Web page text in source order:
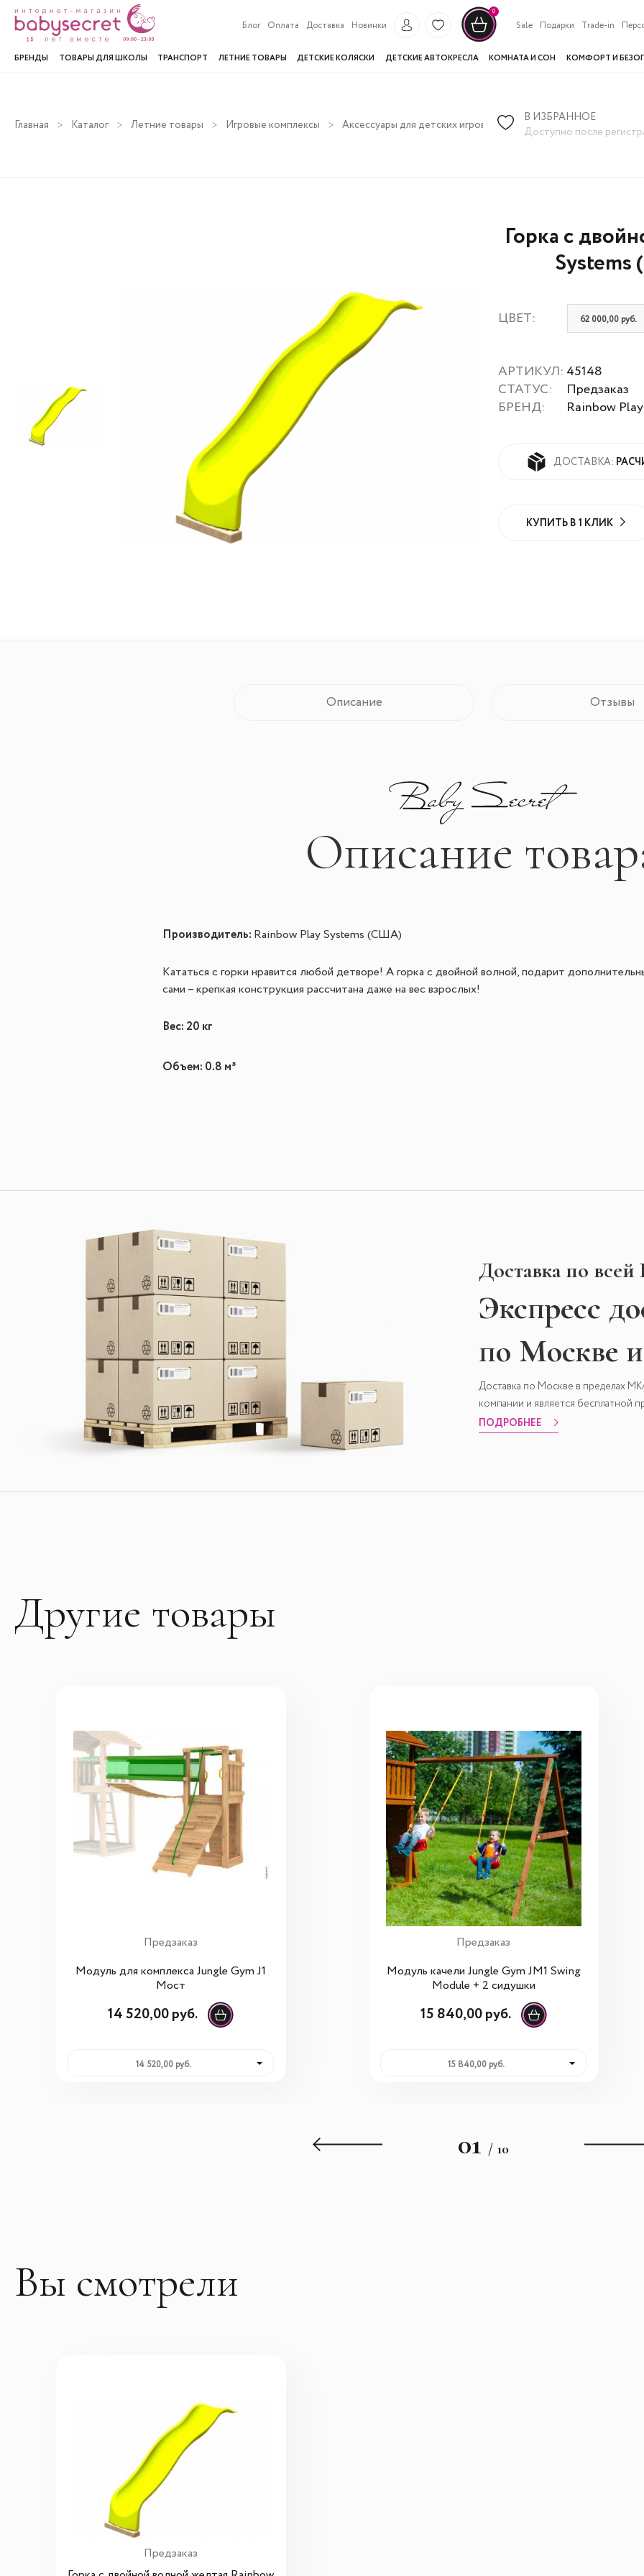
Блог Оплата Доставка Новинки
0
Sale Подарки Trade-in
БРЕНДЫ ТОВАРЫ ДЛЯ ШКОЛЫ ТРАНСПОРТ ЛЕТНИЕ ТОВАРЫ ДЕТСКИЕ КОЛЯСКИ ДЕТСКИЕ АВТОКРЕСЛА КОМНАТА И СОН КОМФОРТ И
Главная Каталог Летние товары Игровые комплексы Аксессуары для детских игровых комплексов
В ИЗБРАННОЕ
Доступно после
Горка с
Systems
ЦВЕТ: 62 000,00 руб.
АРТИКУЛ:
СТАТУС:
БРЕНД:
45148
Предзаказ
Rainbow
ДОСТАВКА:
КУПИТЬ В 1 КЛИК
Описание Отзывы
Описание
Производитель: Rainbow Play Systems (США)
Кататься с горки нравится любой детворе! А горка с двойной волной, подарит
сами – крепкая конструкция рассчитана даже на вес взрослых!
Вес: 20 кг
Объем: 0.8 м³
Доставка по
Экспресс
по Москве
Доставка по Москве в пределах
компании и является бесплатной
ПОДРОБНЕЕ
Другие товары
Предзаказ
Модуль для комплекса Jungle Gym J1
Мост
14 520,00 руб.
14 520,00 руб.
Предзаказ
Модуль качели Jungle Gym JM1 Swing
Module + 2 сидушки
15 840,00 руб.
15 840,00 руб.
01 / 10
Вы смотрели
Предзаказ